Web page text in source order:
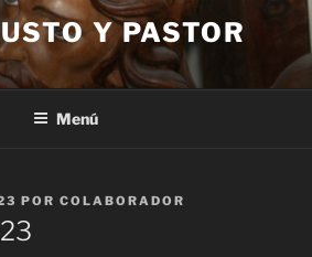
Y PASTOR
Menú
POR COLABORADOR